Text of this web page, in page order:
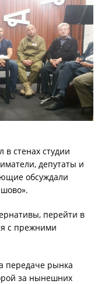
в стенах студии
депутаты и
обсуждали
перейти в
с прежними
передаче рынка
за нынешних